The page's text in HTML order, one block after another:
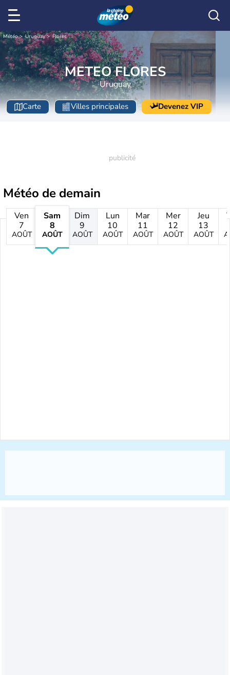
Météo Uruguay Flores
METEO FLORES
Uruguay
Carte Villes principales Devenez VIP
Météo de demain
Ven
7
AOÛT
Sam
8
AOÛT
Dim
9
AOÛT
Lun
10
AOÛT
Mar
11
AOÛT
Mer
12
AOÛT
Jeu
13
AOÛT